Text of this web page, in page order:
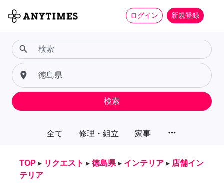
ログイン 新規登録
全て 修理・組立 家事 more_horiz
search
place
検索
TOP ▸ リクエスト ▸ 徳島県 ▸ インテリア ▸ 店舗イン
テリア